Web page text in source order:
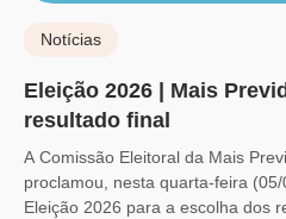
Notícias
Eleição 2026 | Mais
resultado final
A Comissão Eleitoral da Mais
proclamou, nesta quarta-feira
Eleição 2026 para a escolha dos